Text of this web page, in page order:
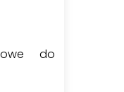
do